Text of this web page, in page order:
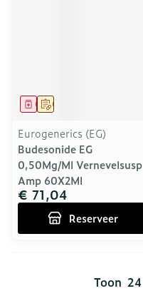
Op voorschrift
Geneesmiddel
Eurogenerics (EG)
Budesonide EG
0,50Mg/Ml Vernevelsusp
Amp 60X2Ml
€ 71,04
Reserveer
Toon